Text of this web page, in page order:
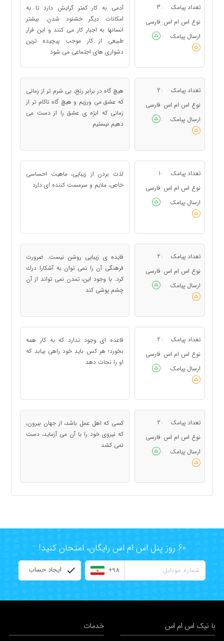
تعداد پیامک :
3
نوع اس ام اس : فارسی
ارسال پیامک
:
آدمی به كار كمتر گرایش دارد تا به
امكانات دیگر خشنود شدن. بیشتر
انسانها به اجبار كار می كنند و این فرار
طبیعی از كار موجب پیچیده ترین
دشواری های اجتماعی می شود
تعداد پیامک :
2
نوع اس ام اس : فارسی
ارسال پیامک
:
هیچ گاه در برابر رنج، بی شرم تر از زمانی
كه عشق می ورزیم و هیچ گاه ناكام تر از
زمانی كه ابژه ی عشق را از دست می
دهیم نیستیم
تعداد پیامک :
1
نوع اس ام اس : فارسی
ارسال پیامک
:
لذت بردن از زیبایی، ماهیت احساسی
خاص، ملایم و سرمست كننده ای دارد
تعداد پیامک :
2
نوع اس ام اس : فارسی
ارسال پیامک
:
فایده ی زیبایی روشن نیست. ضرورت
فرهنگی آن را نمی توان به آشكارا درك
كرد. با وجود این، تمدن نمی تواند از آن
چشم پوشی كند
تعداد پیامک :
2
نوع اس ام اس : فارسی
ارسال پیامک
:
قاعده ای وجود ندارد كه به كار همه
بخورد؛ هر كس باید خود راهی بیابد كه
او را نجات دهد
تعداد پیامک :
2
نوع اس ام اس : فارسی
ارسال پیامک
:
كسی كه اهل عمل باشد، از جهان بیرون،
كه نیروی خود را با آن می آزماید، دست
نمی كشد
60 روز پنل اس ام اس رایگان، امتحان کنید!
+98 ایجاد حساب
با نیک اس ام اس خدمات